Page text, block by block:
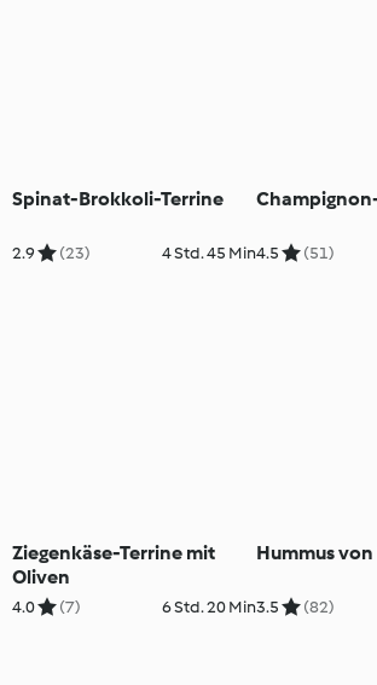
Spinat-Brokkoli-Terrine
2.9 (23) 4 Std. 45 Min4.5 (51)
Ziegenkäse-Terrine mit
Oliven
4.0 (7) 6 Std. 20 Min
Hummus
3.5 (82)